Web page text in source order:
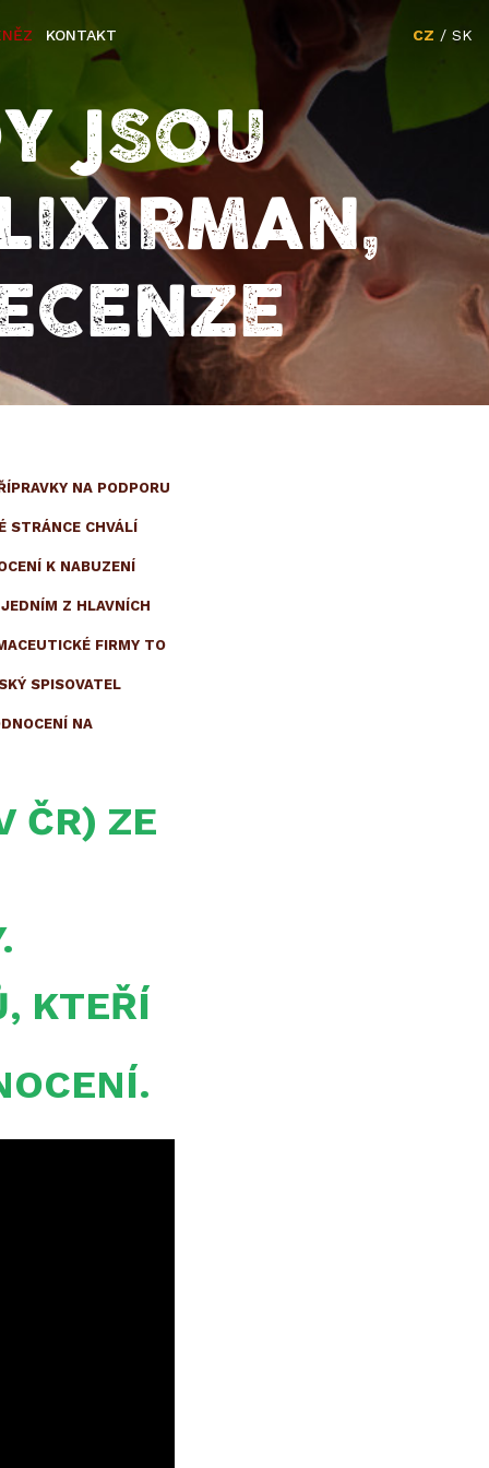
KONTAKT CZ / SK
JSOU
NA PODPORU
STRÁNCE CHVÁLÍ
K NABUZENÍ
Z HLAVNÍCH
FIRMY TO
SPISOVATEL
NA
ČR) ZE
KTEŘÍ